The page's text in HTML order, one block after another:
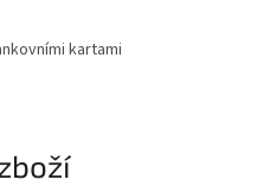
kartami